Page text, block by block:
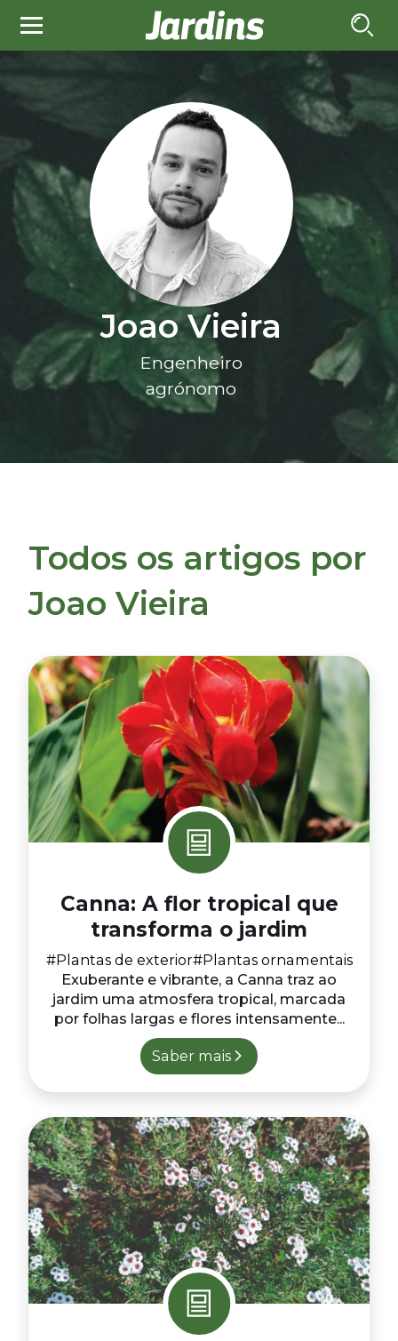
Joao Vieira
Engenheiro
agrónomo
Todos os artigos por
Joao Vieira
Canna: A flor tropical que
transforma o jardim
#Plantas de exterior#Plantas ornamentais
Exuberante e vibrante, a Canna traz ao
jardim uma atmosfera tropical, marcada
por folhas largas e flores intensamente...
Saber mais